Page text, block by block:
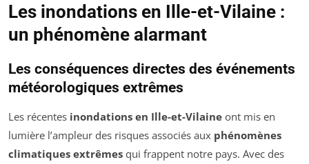
Les inondations en Ille-et-Vilaine :
un phénomène alarmant
Les conséquences directes des événements
météorologiques extrêmes
Les récentes inondations en Ille-et-Vilaine ont mis en
lumière l’ampleur des risques associés aux phénomènes
climatiques extrêmes qui frappent notre pays. Avec des